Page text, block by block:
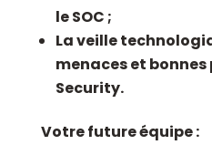
le SOC ;
La veille
menaces et
Security.
Votre future équipe :